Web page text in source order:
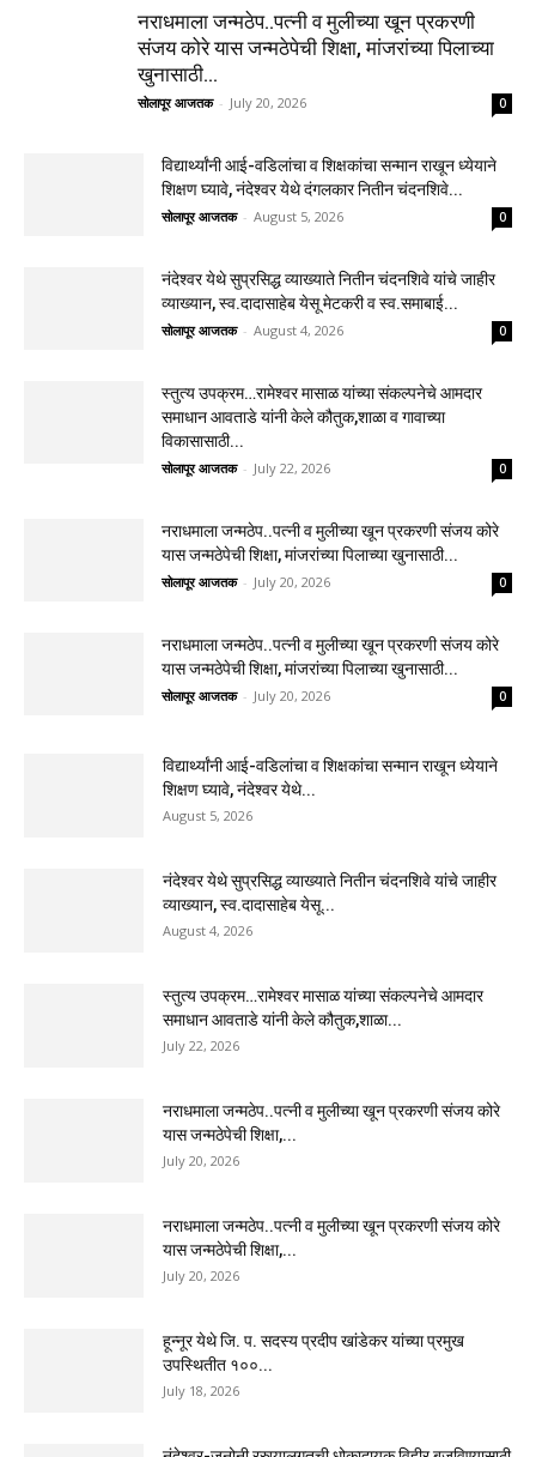
नराधमाला जन्मठेप..पत्नी व मुलीच्या खून प्रकरणी
संजय कोरे यास जन्मठेपेची शिक्षा, मांजरांच्या पिलाच्या
खुनासाठी...
सोलापूर आजतक - July 20, 2026 0
विद्यार्थ्यांनी आई-वडिलांचा व शिक्षकांचा सन्मान राखून ध्येयाने
शिक्षण घ्यावे, नंदेश्वर येथे दंगलकार नितीन चंदनशिवे...
सोलापूर आजतक - August 5, 2026 0
नंदेश्वर येथे सुप्रसिद्ध व्याख्याते नितीन चंदनशिवे यांचे जाहीर
व्याख्यान, स्व.दादासाहेब येसू मेटकरी व स्व.समाबाई...
सोलापूर आजतक - August 4, 2026 0
स्तुत्य उपक्रम…रामेश्वर मासाळ यांच्या संकल्पनेचे आमदार
समाधान आवताडे यांनी केले कौतुक,शाळा व गावाच्या
विकासासाठी...
सोलापूर आजतक - July 22, 2026 0
नराधमाला जन्मठेप..पत्नी व मुलीच्या खून प्रकरणी संजय कोरे
यास जन्मठेपेची शिक्षा, मांजरांच्या पिलाच्या खुनासाठी...
सोलापूर आजतक - July 20, 2026 0
नराधमाला जन्मठेप..पत्नी व मुलीच्या खून प्रकरणी संजय कोरे
यास जन्मठेपेची शिक्षा, मांजरांच्या पिलाच्या खुनासाठी...
सोलापूर आजतक - July 20, 2026 0
विद्यार्थ्यांनी आई-वडिलांचा व शिक्षकांचा सन्मान राखून ध्येयाने
शिक्षण घ्यावे, नंदेश्वर येथे...
August 5, 2026
नंदेश्वर येथे सुप्रसिद्ध व्याख्याते नितीन चंदनशिवे यांचे जाहीर
व्याख्यान, स्व.दादासाहेब येसू...
August 4, 2026
स्तुत्य उपक्रम…रामेश्वर मासाळ यांच्या संकल्पनेचे आमदार
समाधान आवताडे यांनी केले कौतुक,शाळा...
July 22, 2026
नराधमाला जन्मठेप..पत्नी व मुलीच्या खून प्रकरणी संजय कोरे
यास जन्मठेपेची शिक्षा,...
July 20, 2026
नराधमाला जन्मठेप..पत्नी व मुलीच्या खून प्रकरणी संजय कोरे
यास जन्मठेपेची शिक्षा,...
July 20, 2026
हून्नूर येथे जि. प. सदस्य प्रदीप खांडेकर यांच्या प्रमुख
उपस्थितीत १००...
July 18, 2026